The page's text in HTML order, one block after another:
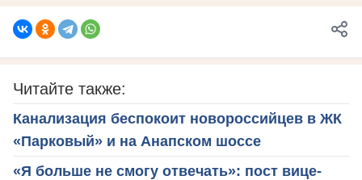
Читайте также:
Канализация беспокоит новороссийцев в ЖК
«Парковый» и на Анапском шоссе
«Я больше не смогу отвечать»: пост вице-